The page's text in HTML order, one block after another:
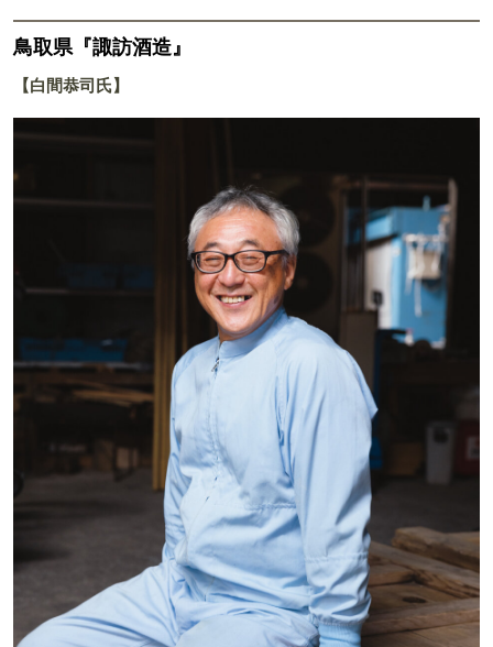
鳥取県『諏訪酒造』
【白間恭司氏】